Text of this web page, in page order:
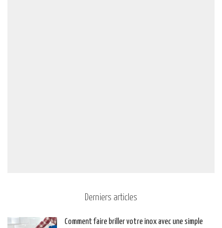
Derniers articles
Comment faire briller votre inox avec une simple